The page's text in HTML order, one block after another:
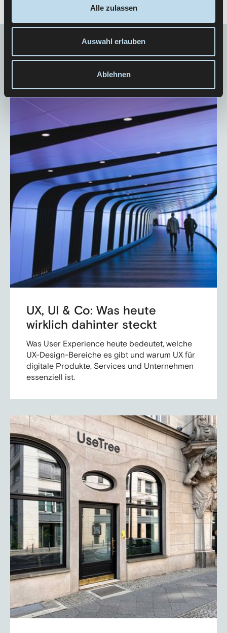
Alle zulassen
Auswahl erlauben
Ablehnen
WEITERE PERSPEKTIVEN
UX, UI & Co: Was heute
wirklich dahinter steckt
Was User Experience heute bedeutet, welche
UX-Design-Bereiche es gibt und warum UX für
digitale Produkte, Services und Unternehmen
essenziell ist.